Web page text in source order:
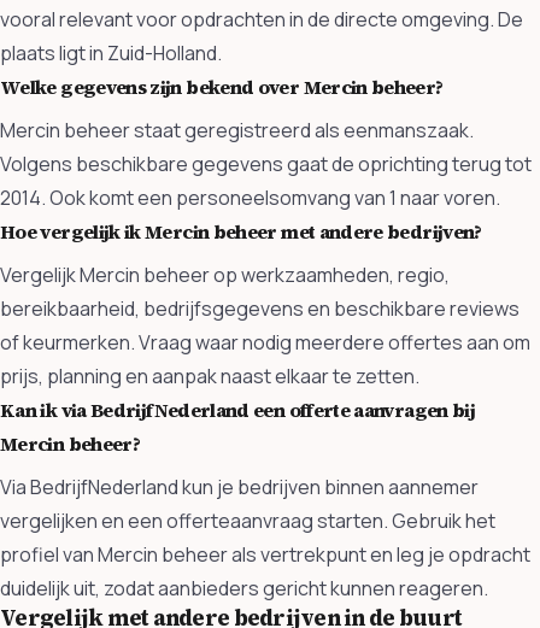
vooral relevant voor opdrachten in de directe omgeving. De
plaats ligt in Zuid-Holland.
Welke gegevens zijn bekend over Mercin beheer?
Mercin beheer staat geregistreerd als eenmanszaak.
Volgens beschikbare gegevens gaat de oprichting terug tot
2014. Ook komt een personeelsomvang van 1 naar voren.
Hoe vergelijk ik Mercin beheer met andere bedrijven?
Vergelijk Mercin beheer op werkzaamheden, regio,
bereikbaarheid, bedrijfsgegevens en beschikbare reviews
of keurmerken. Vraag waar nodig meerdere offertes aan om
prijs, planning en aanpak naast elkaar te zetten.
Kan ik via BedrijfNederland een offerte aanvragen bij
Mercin beheer?
Via BedrijfNederland kun je bedrijven binnen aannemer
vergelijken en een offerteaanvraag starten. Gebruik het
profiel van Mercin beheer als vertrekpunt en leg je opdracht
duidelijk uit, zodat aanbieders gericht kunnen reageren.
Vergelijk met andere bedrijven in de buurt